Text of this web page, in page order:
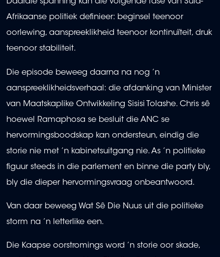
Daardie spanning kan die volgende fase van Suid-
Afrikaanse politiek definieer: beginsel teenoor
oorlewing, aanspreeklikheid teenoor kontinuïteit, druk
teenoor stabiliteit.
Die episode beweeg daarna na nog ’n
aanspreeklikheidsverhaal: die afdanking van Minister
van Maatskaplike Ontwikkeling Sisisi Tolashe. Chris sê
hoewel Ramaphosa se besluit die ANC se
hervormingsboodskap kan ondersteun, eindig die
storie nie met ’n kabinetsuitgang nie. As ’n politieke
figuur steeds in die parlement en binne die party bly,
bly die dieper hervormingsvraag onbeantwoord.
Van daar beweeg Wat Sê Die Nuus uit die politieke
storm na ’n letterlike een.
Die Kaapse oorstromings word ’n storie oor skade,